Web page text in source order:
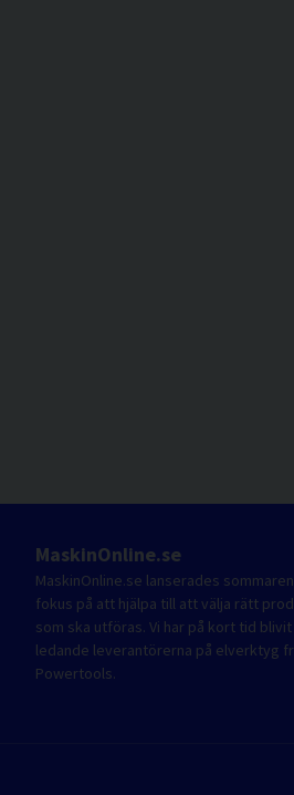
MaskinOnline.se
MaskinOnline.se lanserades
fokus på att hjälpa till att välja rätt
som ska utföras. Vi har på kort tid
ledande leverantörerna på elverktyg
Powertools.